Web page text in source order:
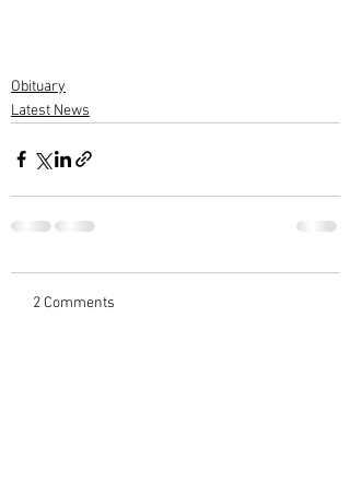
Obituary
Latest News
2 Comments